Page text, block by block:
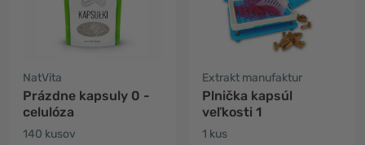
NatVita
Prázdne kapsuly 0 -
celulóza
140 kusov
Extrakt manufaktur
Plnička kapsúl
veľkosti 1
1 kus